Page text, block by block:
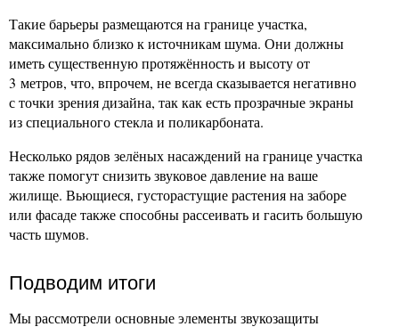
Такие барьеры размещаются на границе участка,
максимально близко к источникам шума. Они должны
иметь существенную протяжённость и высоту от
3 метров, что, впрочем, не всегда сказывается негативно
с точки зрения дизайна, так как есть прозрачные экраны
из специального стекла и поликарбоната.
Несколько рядов зелёных насаждений на границе участка
также помогут снизить звуковое давление на ваше
жилище. Вьющиеся, густорастущие растения на заборе
или фасаде также способны рассеивать и гасить большую
часть шумов.
Подводим итоги
Мы рассмотрели основные элементы звукозащиты